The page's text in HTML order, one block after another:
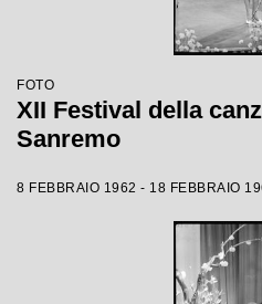
FOTO
XII Festival della
Sanremo
8 FEBBRAIO 1962 - 18 FEBBRAIO